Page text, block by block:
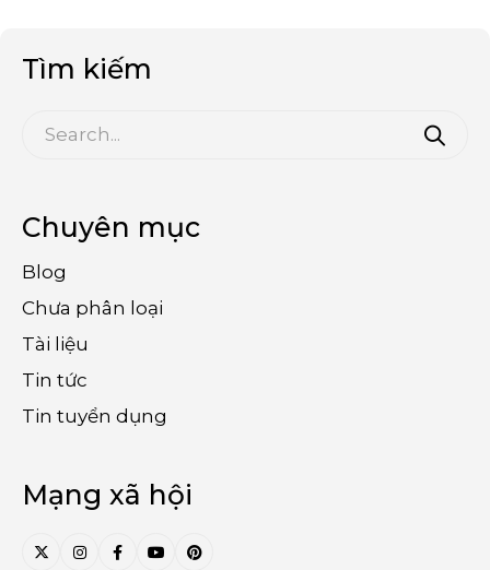
Tìm kiếm
Chuyên mục
Blog
Chưa phân loại
Tài liệu
Tin tức
Tin tuyển dụng
Mạng xã hội